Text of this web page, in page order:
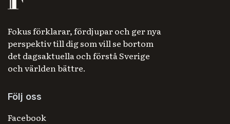
Fokus förklarar, fördjupar och ger nya
perspektiv till dig som vill se bortom
det dagsaktuella och förstå Sverige
och världen bättre.
Följ oss
Facebook